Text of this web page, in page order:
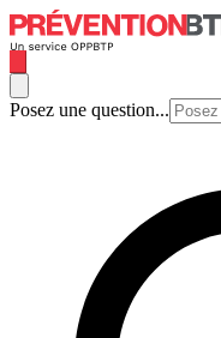
Posez une question...